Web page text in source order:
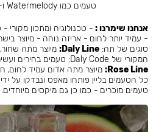
טעמים כמו Watermelody ו-Grape Britain.
אנחנו שימרנו : - טכנולוגיה ומתכון מקורי
סוגים של תה:Daly Line: מיוצר מתה
המקורי של Daly Code: טעמים בהירים ועשירים, עמידים לחום ומלאים בעשן.
Rose Line: מיוצר מתה אדום עמיד לחום,
כל הטעמים בליין פותחו מאפס ונבדקו על
טעמים מוכרים - כמו כן גם מיקסים מיוחדים.